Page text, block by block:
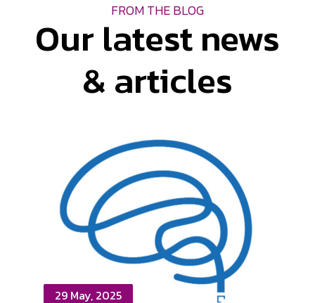
FROM THE BLOG
Our latest news
& articles
29 May, 2025